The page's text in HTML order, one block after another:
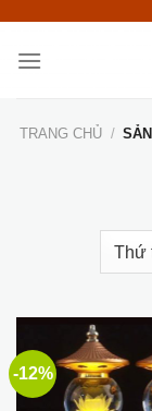
content
TRANG CHỦ /
-12%